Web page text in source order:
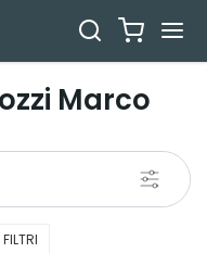
Marco
Toggle